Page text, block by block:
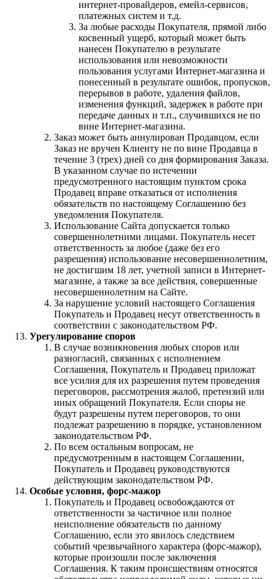
интернет-провайдеров, емейл-сервисов,
платежных систем и т.д.
За любые расходы Покупателя, прямой либо
косвенный ущерб, который может быть
нанесен Покупателю в результате
использования или невозможности
пользования услугами Интернет-магазина и
понесенный в результате ошибок, пропусков,
перерывов в работе, удаления файлов,
изменения функций, задержек в работе при
передаче данных и т.п., случившихся не по
вине Интернет-магазина.
Заказ может быть аннулирован Продавцом, если
Заказ не вручен Клиенту не по вине Продавца в
течение 3 (трех) дней со дня формирования Заказа.
В указанном случае по истечении
предусмотренного настоящим пунктом срока
Продавец вправе отказаться от исполнения
обязательств по настоящему Соглашению без
уведомления Покупателя.
Использование Сайта допускается только
совершеннолетними лицами. Покупатель несет
ответственность за любое (даже без его
разрешения) использование несовершеннолетним,
не достигшим 18 лет, учетной записи в Интернет-
магазине, а также за все действия, совершенные
несовершеннолетним на Сайте.
За нарушение условий настоящего Соглашения
Покупатель и Продавец несут ответственность в
соответствии с законодательством РФ.
Урегулирование споров
В случае возникновения любых споров или
разногласий, связанных с исполнением
Соглашения, Покупатель и Продавец приложат
все усилия для их разрешения путем проведения
переговоров, рассмотрения жалоб, претензий или
иных обращений Покупателя. Если споры не
будут разрешены путем переговоров, то они
подлежат разрешению в порядке, установленном
законодательством РФ.
По всем остальным вопросам, не
предусмотренным в настоящем Соглашении,
Покупатель и Продавец руководствуются
действующим законодательством РФ.
Особые условия, форс-мажор
Покупатель и Продавец освобождаются от
ответственности за частичное или полное
неисполнение обязательств по данному
Соглашению, если это явилось следствием
событий чрезвычайного характера (форс-мажор),
которые произошли после заключения
Соглашения. К таким происшествиям относятся